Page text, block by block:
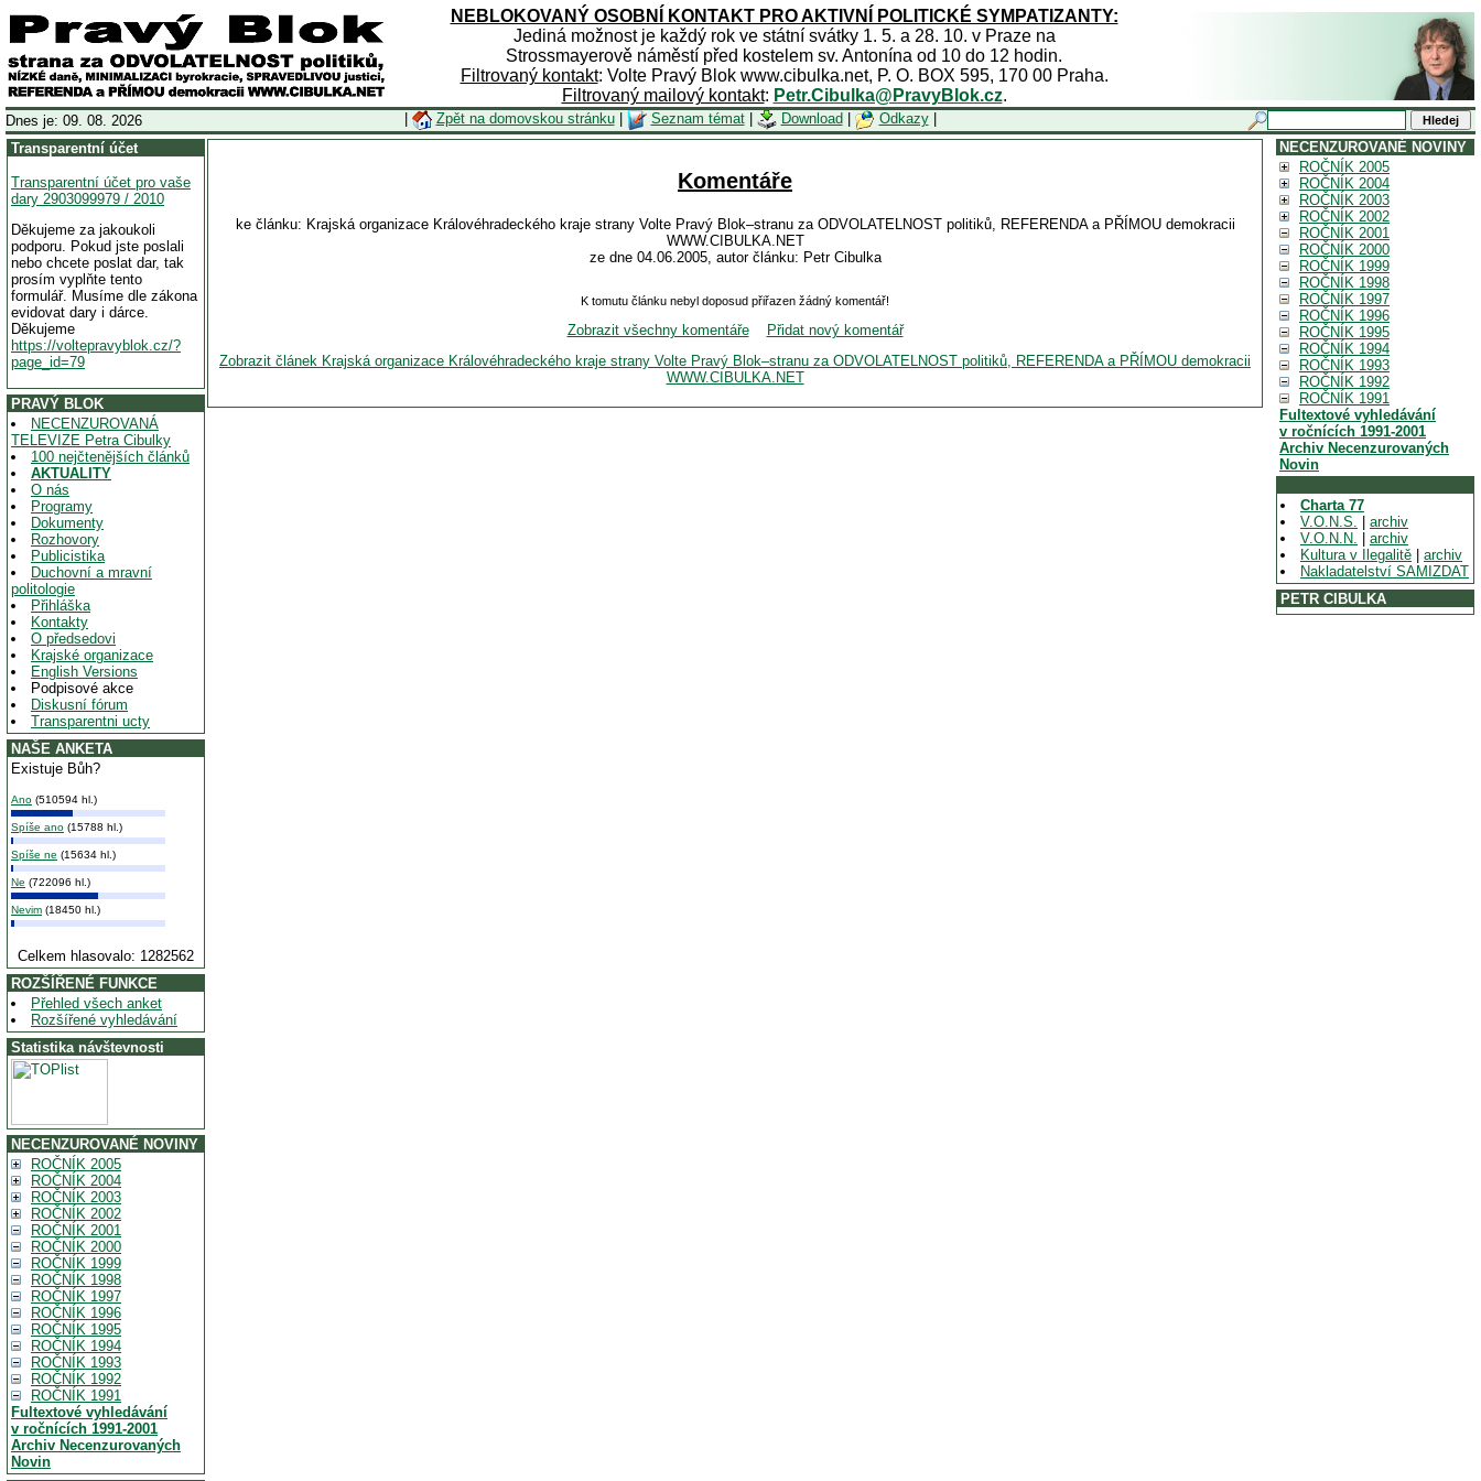
NEBLOKOVANÝ OSOBNÍ KONTAKT PRO AKTIVNÍ POLITICKÉ SYMPATIZANTY:
Jediná možnost je každý rok ve státní svátky 1. 5. a 28. 10. v Praze na
Strossmayerově náměstí před kostelem sv. Antonína od 10 do 12 hodin.
Filtrovaný kontakt: Volte Pravý Blok www.cibulka.net, P. O. BOX 595, 170 00 Praha.
Filtrovaný mailový kontakt: Petr.Cibulka@PravyBlok.cz.
Dnes je: 09. 08. 2026 Zpět na domovskou stránku| Seznam témat| Download Odkazy|
Transparentní účet
Transparentní účet pro vaše
dary 2903099979 / 2010
Děkujeme za jakoukoli
podporu. Pokud jste poslali
nebo chcete poslat dar, tak
prosím vyplňte tento
formulář. Musíme dle zákona
evidovat dary i dárce.
Děkujeme
https://voltepravyblok.cz/?
page_id=79
PRAVÝ BLOK
NECENZUROVANÁ
TELEVIZE Petra Cibulky
100 nejčtenějších článků
AKTUALITY
O nás
Programy
Dokumenty
Rozhovory
Publicistika
Duchovní a mravní
politologie
Přihláška
Kontakty
O předsedovi
Krajské organizace
English Versions
Podpisové akce
Diskusní fórum
Transparentni ucty
NAŠE ANKETA
Existuje Bůh?
Ano (510594 hl.)
Spíše ano (15788 hl.)
Spíše ne (15634 hl.)
Ne (722096 hl.)
Nevim (18450 hl.)
Celkem hlasovalo: 1282562
ROZŠÍŘENÉ FUNKCE
Přehled všech anket
Rozšířené vyhledávání
Statistika návštevnosti
NECENZUROVANÉ NOVINY
ROČNÍK 2005
ROČNÍK 2004
ROČNÍK 2003
ROČNÍK 2002
ROČNÍK 2001
ROČNÍK 2000
ROČNÍK 1999
ROČNÍK 1998
ROČNÍK 1997
ROČNÍK 1996
ROČNÍK 1995
ROČNÍK 1994
ROČNÍK 1993
ROČNÍK 1992
ROČNÍK 1991
Fultextové vyhledávání
v ročnících 1991-2001
Archiv Necenzurovaných
Novin
Komentáře
ke článku: Krajská organizace Královéhradeckého kraje strany Volte Pravý Blok–stranu za ODVOLATELNOST politiků, REFERENDA a PŘÍMOU demokracii
WWW.CIBULKA.NET
ze dne 04.06.2005, autor článku: Petr Cibulka
K tomutu článku nebyl doposud přiřazen žádný komentář!
Zobrazit všechny komentáře
Přidat nový komentář
Zobrazit článek Krajská organizace Královéhradeckého kraje strany Volte Pravý Blok–stranu za ODVOLATELNOST politiků, REFERENDA a PŘÍMOU demokracii
WWW.CIBULKA.NET
NECENZUROVANÉ NOVINY
ROČNÍK 2005
ROČNÍK 2004
ROČNÍK 2003
ROČNÍK 2002
ROČNÍK 2001
ROČNÍK 2000
ROČNÍK 1999
ROČNÍK 1998
ROČNÍK 1997
ROČNÍK 1996
ROČNÍK 1995
ROČNÍK 1994
ROČNÍK 1993
ROČNÍK 1992
ROČNÍK 1991
Fultextové vyhledávání
v ročnících 1991-2001
Archiv Necenzurovaných
Novin
Charta 77
V.O.N.S.
archiv
V.O.N.N.
archiv
Kultura v Ilegalitě
archiv
Nakladatelství SAMIZDAT
PETR CIBULKA